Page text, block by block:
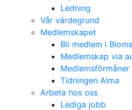
Ledning
Vår värdegrund
Medlemskapet
Bli medlem i
Medlemskap via
Medlemsförmåner
Tidningen Alma
Arbeta hos oss
Lediga jobb